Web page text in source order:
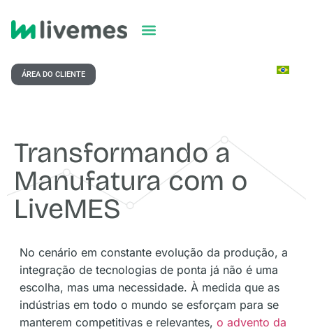
ÁREA DO CLIENTE
Transformando a
Manufatura com o
LiveMES
No cenário em constante evolução da produção, a
integração de tecnologias de ponta já não é uma
escolha, mas uma necessidade. À medida que as
indústrias em todo o mundo se esforçam para se
manterem competitivas e relevantes, o advento da